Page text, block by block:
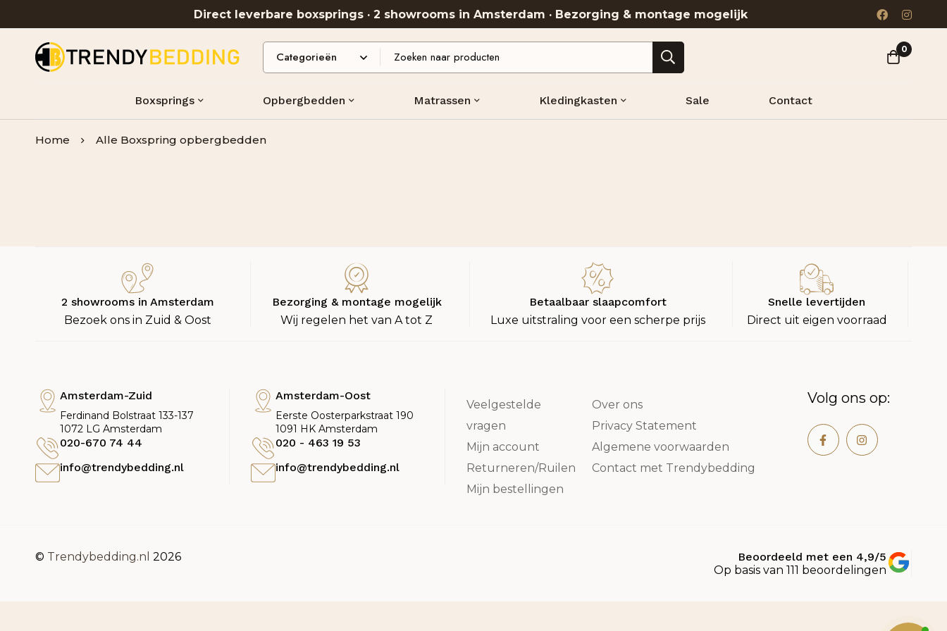
Direct leverbare boxsprings · 2 showrooms in Amsterdam · Bezorging & montage mogelijk
0
Boxsprings Opbergbedden Matrassen Kledingkasten Sale Contact
Home Alle Boxspring opbergbedden
2 showrooms in Amsterdam
Bezoek ons in Zuid & Oost
Bezorging & montage mogelijk
Wij regelen het van A tot Z
Betaalbaar slaapcomfort
Luxe uitstraling voor een scherpe prijs
Snelle levertijden
Direct uit eigen voorraad
Amsterdam-Zuid
Ferdinand Bolstraat 133-137
1072 LG Amsterdam
020-670 74 44
info@trendybedding.nl
Amsterdam-Oost
Eerste Oosterparkstraat 190
1091 HK Amsterdam
020 - 463 19 53
info@trendybedding.nl
Veelgestelde
vragen
Mijn account
Returneren/Ruilen
Mijn bestellingen
Over ons
Privacy Statement
Algemene voorwaarden
Contact met Trendybedding
Volg ons op:
© Trendybedding.nl 2026
Beoordeeld met een 4,9/5
Op basis van 111 beoordelingen